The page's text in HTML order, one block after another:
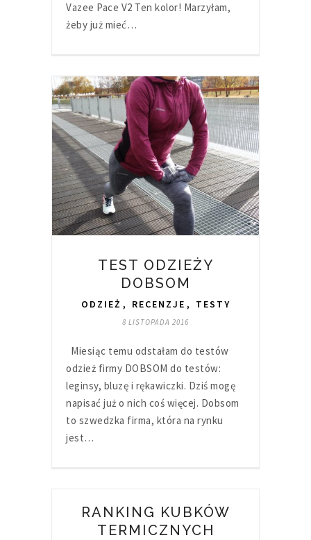
Vazee Pace V2 Ten kolor! Marzyłam,
żeby już mieć…
TEST ODZIEŻY
DOBSOM
ODZIEŻ , RECENZJE , TESTY
8 LISTOPADA 2016
Miesiąc temu odstałam do testów
odzież firmy DOBSOM do testów:
leginsy, bluzę i rękawiczki. Dziś mogę
napisać już o nich coś więcej. Dobsom
to szwedzka firma, która na rynku
jest…
RANKING KUBKÓW
TERMICZNYCH